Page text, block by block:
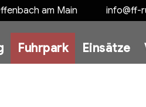
am Main info@ff-
Fuhrpark Einsätze